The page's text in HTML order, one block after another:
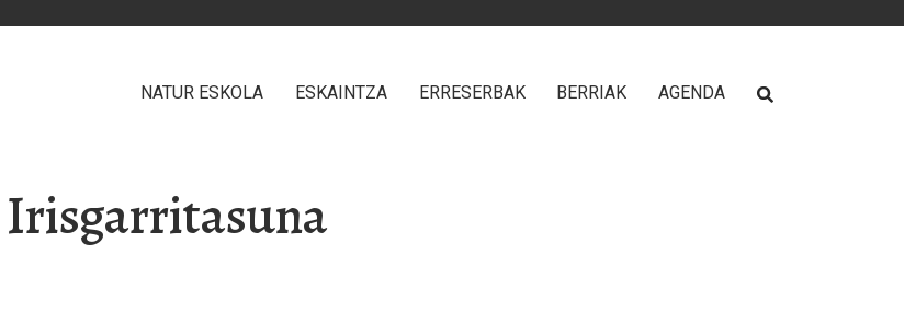
NATUR ESKOLA ESKAINTZA ERRESERBAK BERRIAK AGENDA
Irisgarritasuna